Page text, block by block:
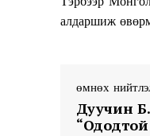
алдаршиж
өмнөх
Дуучин
“Ододтой